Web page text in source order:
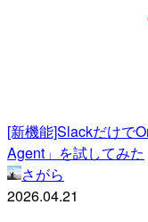
[新機能]Slackだけで
Agent」を試してみた
さがら
2026.04.21